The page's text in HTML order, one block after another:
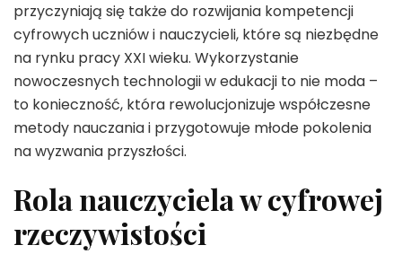
przyczyniają się także do rozwijania kompetencji
cyfrowych uczniów i nauczycieli, które są niezbędne
na rynku pracy XXI wieku. Wykorzystanie
nowoczesnych technologii w edukacji to nie moda –
to konieczność, która rewolucjonizuje współczesne
metody nauczania i przygotowuje młode pokolenia
na wyzwania przyszłości.
Rola nauczyciela w cyfrowej
rzeczywistości